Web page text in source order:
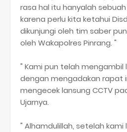
rasa hal itu hanyalah
karena perlu kita ketahui
dikunjungi oleh tim saber
oleh Wakapolres Pinrang. "
" Kami pun telah
dengan mengadakan rapat
mengecek lansung CCTV
Ujarnya.
" Alhamdulillah, setelah kami